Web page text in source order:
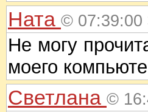
Ната © 07:39:00
Не могу
моего
Светлана ©